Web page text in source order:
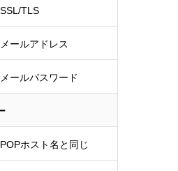
SSL/TLS
メールアドレス
メールパスワード
POPホスト名と同じ